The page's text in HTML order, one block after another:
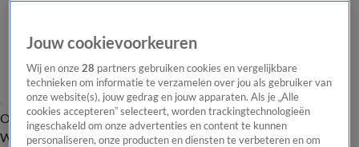
Overzicht Onze programma's Uitzendingen Onze gezichten
In de
WandelgangenInterviewsUitzending
Jouw cookievoorkeuren
Wij en onze28 partners gebruiken cookies en vergelijkbare
technieken om informatie te verzamelen over jou als gebruiker van
onze website(s), jouw gedrag en jouw apparaten. Als je „Alle
cookies accepteren” selecteert, worden trackingtechnologieën
ingeschakeld om onze advertenties en content te kunnen
personaliseren, onze producten en diensten te verbeteren en om